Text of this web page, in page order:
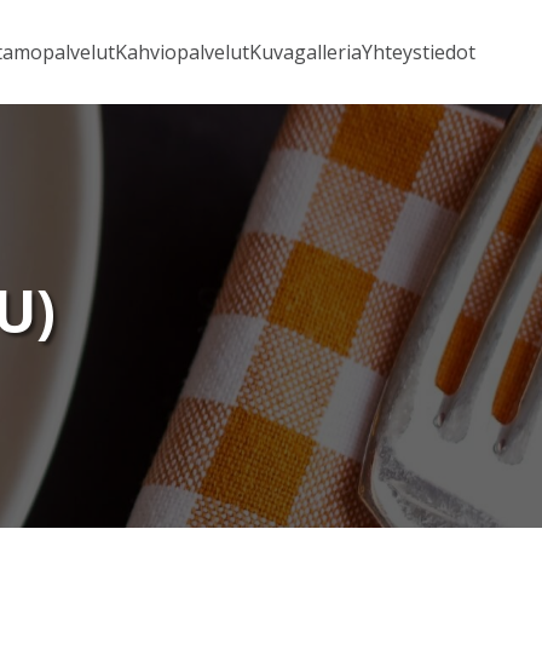
KahviopalvelutKuvagalleriaYhteystiedot